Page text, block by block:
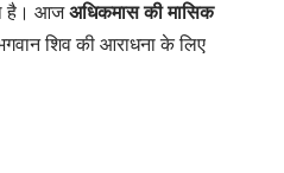
है। आजअधिकमास की मासिक
शिव की आराधना के लिए